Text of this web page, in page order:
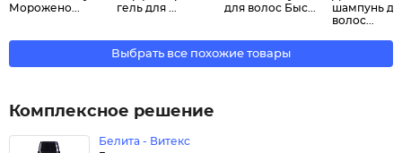
Морожено...
гель для ...
для волос Быс...
шампунь
волос...
Выбрать все похожие товары
Комплексное решение
Белита - Витекс